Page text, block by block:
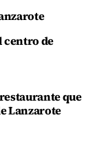
centro de
que
Lanzarote